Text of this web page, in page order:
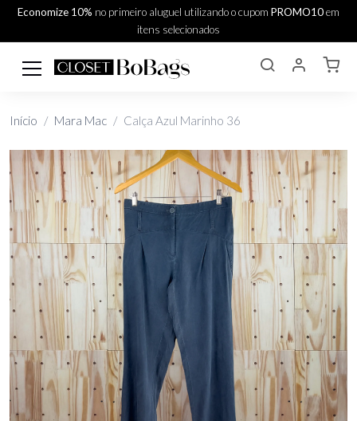
Economize 10% no primeiro aluguel utilizando o cupom PROMO10em
itens selecionados
Início Mara Mac Calça Azul Marinho 36